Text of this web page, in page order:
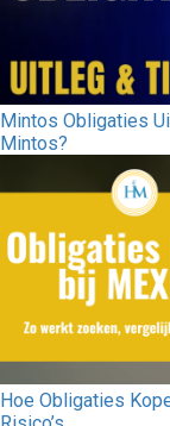
Mintos Obligaties
Mintos?
Hoe Obligaties